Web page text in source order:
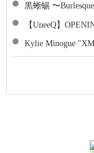
黒蜥蜴 〜
【UneeQ】
Kylie Minogue